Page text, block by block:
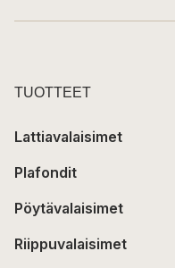
TUOTTEET
Lattiavalaisimet
Plafondit
Pöytävalaisimet
Riippuvalaisimet